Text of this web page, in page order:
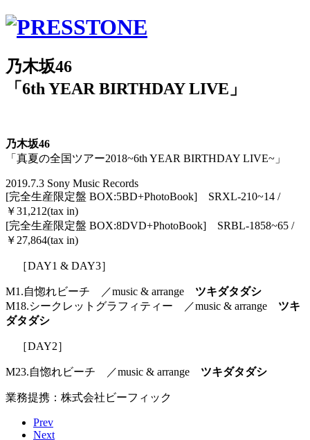
乃木坂46
「6th YEAR BIRTHDAY LIVE」
乃木坂46
「真夏の全国ツアー2018~6th YEAR BIRTHDAY LIVE~」
2019.7.3 Sony Music Records
[完全生産限定盤 BOX:5BD+PhotoBook] SRXL-210~14 /
￥31,212(tax in)
[完全生産限定盤 BOX:8DVD+PhotoBook] SRBL-1858~65 /
￥27,864(tax in)
［DAY1 & DAY3］
M1.自惚れビーチ ／music & arrange ツキダタダシ
M18.シークレットグラフィティー ／music & arrange ツキ
ダタダシ
［DAY2］
M23.自惚れビーチ ／music & arrange ツキダタダシ
業務提携：株式会社ビーフィック
Prev
Next